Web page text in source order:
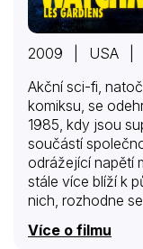
2009 | USA |
Akční sci-fi,
komiksu, se
1985, kdy jsou
součástí
odrážející napětí
stále více blíží k
nich, rozhodne
odhodlaný
zkompromitovat
Více o filmu